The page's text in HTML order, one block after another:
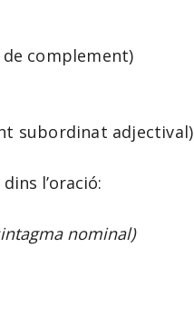
complement)
subordinat adjectival)
l’oració:
nominal)